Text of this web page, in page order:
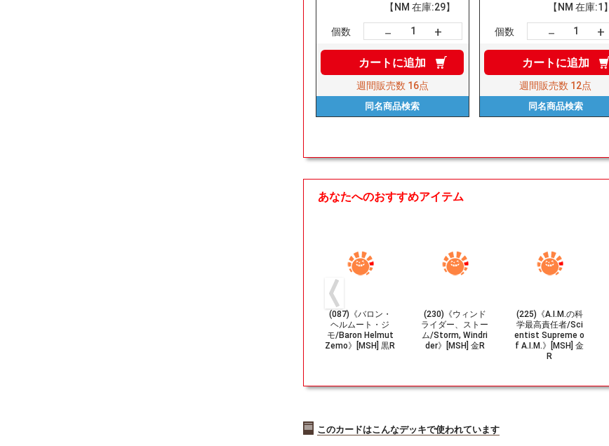
【NM 在庫:29】
個数 － +
カートに追加
週間販売数 16点
同名商品検索
【NM 在庫:1】
個数 － +
カートに追加
週間販売数 12点
同名商品検索
あなたへのおすすめアイテム
(087)《バロン・
ヘルムート・ジ
モ/Baron Helmut
Zemo》[MSH] 黒R
(230)《ウィンド
ライダー、ストー
ム/Storm, Windri
der》[MSH] 金R
(225)《A.I.M.の科
学最高責任者/Sci
entist Supreme o
f A.I.M.》[MSH] 金
R
このカードはこんなデッキで使われています